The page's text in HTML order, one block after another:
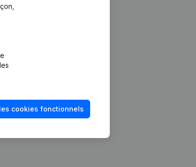
cookies fonctionnels